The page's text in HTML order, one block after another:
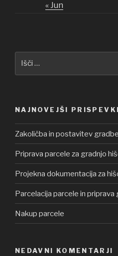
« Jun
NAJNOVEJŠI PRISPEVKI
Zakoličba in postavitev
Priprava parcele za gradnjo
Projekna dokumentacija za
Parcelacija parcele in
Nakup parcele
NEDAVNI KOMENTARJI